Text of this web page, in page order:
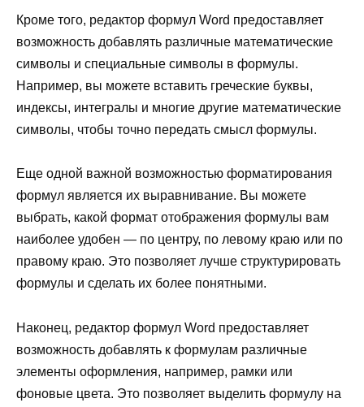
Кроме того, редактор формул Word предоставляет
возможность добавлять различные математические
символы и специальные символы в формулы.
Например, вы можете вставить греческие буквы,
индексы, интегралы и многие другие математические
символы, чтобы точно передать смысл формулы.
Еще одной важной возможностью форматирования
формул является их выравнивание. Вы можете
выбрать, какой формат отображения формулы вам
наиболее удобен — по центру, по левому краю или по
правому краю. Это позволяет лучше структурировать
формулы и сделать их более понятными.
Наконец, редактор формул Word предоставляет
возможность добавлять к формулам различные
элементы оформления, например, рамки или
фоновые цвета. Это позволяет выделить формулу на